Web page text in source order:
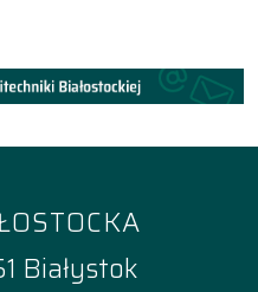
Białystok